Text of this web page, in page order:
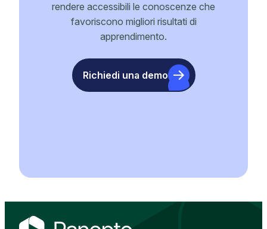
rendere accessibili le conoscenze che
favoriscono migliori risultati di
apprendimento.
Richiedi una demo